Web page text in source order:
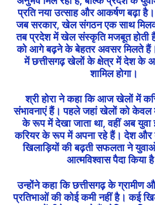
प्रति नया उत्साह और आकर्षण बढ़ा
जब सरकार, खेल संगठन एक साथ
तब प्रदेश में खेल संस्कृति मजबूत होती
को आगे बढ़ने के बेहतर अवसर मिलते
में छत्तीसगढ़ खेलों के क्षेत्र में देश के
शामिल होगा।
श्री होरा ने कहा कि आज खेलों में
संभावनाएं हैं। पहले जहां खेलों को केवल
के रूप में देखा जाता था, वहीं अब
करियर के रूप में अपना रहे हैं। देश और
खिलाड़ियों की बढ़ती सफलता ने
आत्मविश्वास पैदा किया
उन्होंने कहा कि छत्तीसगढ़ के ग्रामीण
प्रतिभाओं की कोई कमी नहीं है। कई